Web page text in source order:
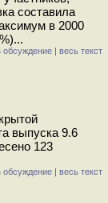
составила
в 2000
обсуждение | весь текст
выпуска 9.6
123
обсуждение | весь текст